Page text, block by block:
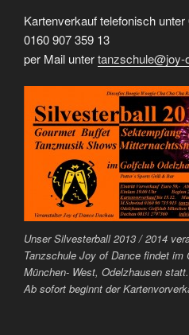
Kartenverkauf telefonisch
0160 907 359 13
per Mail untertanzschule@joy-
Unser Silvesterball 2013 / 2014
Tanzschule Joy of Dance findet im
München- West, Odelzhausen statt.
Ab sofort beginnt der